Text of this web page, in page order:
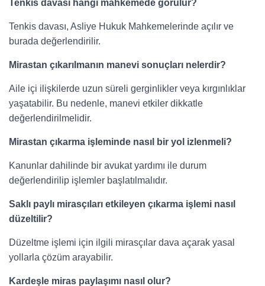
Tenkis davası hangi mahkemede görülür?
Tenkis davası, Asliye Hukuk Mahkemelerinde açılır ve
burada değerlendirilir.
Mirastan çıkarılmanın manevi sonuçları nelerdir?
Aile içi ilişkilerde uzun süreli gerginlikler veya kırgınlıklar
yaşatabilir. Bu nedenle, manevi etkiler dikkatle
değerlendirilmelidir.
Mirastan çıkarma işleminde nasıl bir yol izlenmeli?
Kanunlar dahilinde bir avukat yardımı ile durum
değerlendirilip işlemler başlatılmalıdır.
Saklı paylı mirasçıları etkileyen çıkarma işlemi nasıl
düzeltilir?
Düzeltme işlemi için ilgili mirasçılar dava açarak yasal
yollarla çözüm arayabilir.
Kardeşle miras paylaşımı nasıl olur?